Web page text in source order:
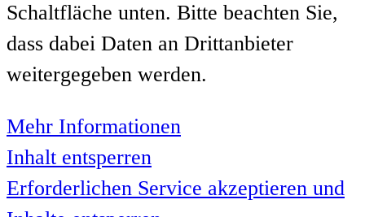
Schaltfläche unten. Bitte beachten Sie,
dass dabei Daten an Drittanbieter
weitergegeben werden.
Mehr Informationen
Inhalt entsperren
Erforderlichen Service akzeptieren und